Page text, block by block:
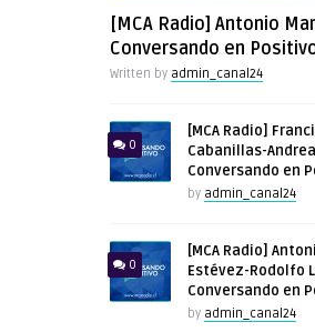
[MCA Radio] Antonio
Conversando en
Written by admin_canal24
0
[MCA Radio]
Cabanillas-
Conversando en
by admin_canal24
0
[MCA Radio]
Estévez-Rodolfo
Conversando en
by admin_canal24